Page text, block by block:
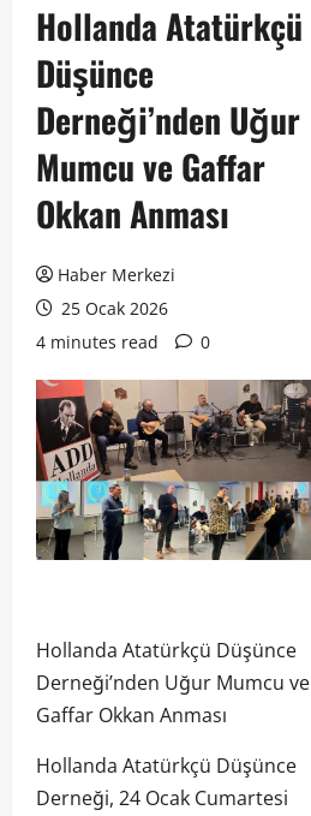
Hollanda Atatürkçü
Düşünce
Derneği’nden Uğur
Mumcu ve Gaffar
Okkan Anması
Haber Merkezi
25 Ocak 2026
4 minutes read
0
Hollanda Atatürkçü Düşünce
Derneği’nden Uğur Mumcu ve
Gaffar Okkan Anması
Hollanda Atatürkçü Düşünce
Derneği, 24 Ocak Cumartesi